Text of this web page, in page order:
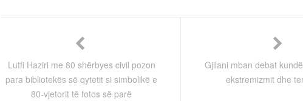
Lutfi Haziri me 80 shërbyes civil pozon
para bibliotekës së qytetit si simbolikë e
80-vjetorit të fotos së parë
Gjilani mban debat
ekstremizmit dhe